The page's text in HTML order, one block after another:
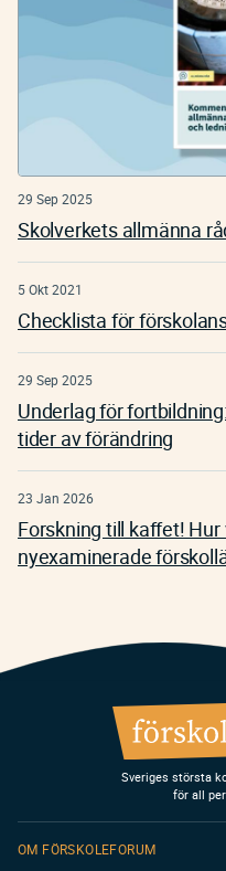
29 Sep 2025
Skolverkets allmänna
5 Okt 2021
Checklista för
29 Sep 2025
Underlag för
tider av förändring
23 Jan 2026
Forskning till kaffet!
nyexaminerade
Sveriges största
för all
OM FÖRSKOLEFORUM